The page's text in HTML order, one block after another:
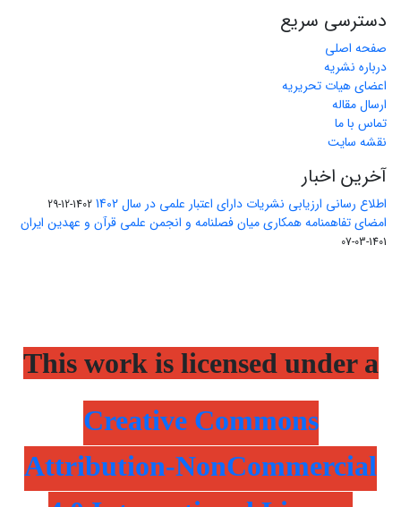
دسترسی سریع
صفحه اصلی
درباره نشریه
اعضای هیات تحریریه
ارسال مقاله
تماس با ما
نقشه سایت
آخرین اخبار
اطلاع رسانی ارزیابی نشریات دارای اعتبار علمی در سال 1402 1402-12-29
امضای تفاهمنامه همکاری میان فصلنامه و انجمن علمی قرآن و عهدین ایران
1401-03-07
This work is licensed under a
Creative Commons
Attribution-NonCommercial